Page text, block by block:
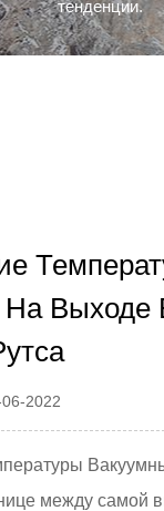
тенденции.
Выходе
2022
между самой